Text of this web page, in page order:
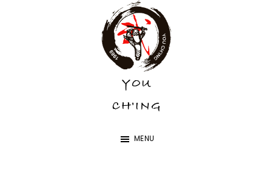
YOU
CH'ING
YOU
CH'ING
MENU